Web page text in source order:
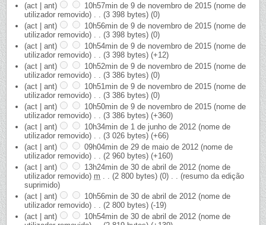
(act | ant)
10h57min de 9 de novembro de 2015 (nome de
utilizador removido)
(3 398 bytes) (0)
(act | ant)
10h56min de 9 de novembro de 2015 (nome de
utilizador removido)
(3 398 bytes) (0)
(act | ant)
10h54min de 9 de novembro de 2015 (nome de
utilizador removido)
(3 398 bytes) (+12)
(act | ant)
10h52min de 9 de novembro de 2015 (nome de
utilizador removido)
(3 386 bytes) (0)
(act | ant)
10h51min de 9 de novembro de 2015 (nome de
utilizador removido)
(3 386 bytes) (0)
(act | ant)
10h50min de 9 de novembro de 2015 (nome de
utilizador removido)
(3 386 bytes) (+360)
(act | ant)
10h34min de 1 de junho de 2012 (nome de
utilizador removido)
(3 026 bytes) (+66)
(act | ant)
09h04min de 29 de maio de 2012 (nome de
utilizador removido)
(2 960 bytes) (+160)
(act | ant)
13h24min de 30 de abril de 2012 (nome de
utilizador removido) m (2 800 bytes) (0)
(resumo da edição
suprimido)
(act | ant)
10h56min de 30 de abril de 2012 (nome de
utilizador removido)
(2 800 bytes) (-19)
(act | ant)
10h54min de 30 de abril de 2012 (nome de